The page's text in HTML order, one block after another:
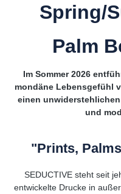
Spring/
Palm
Im Sommer 2026
mondäne Lebensgefühl
einen
und
"Prints,
SEDUCTIVE steht seit
entwickelte Drucke in